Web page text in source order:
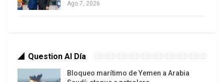
previsto que se reúnan nuevamente el 2 de agosto
Ago 7, 2026
Question Al Día
Bloqueo marítimo de Yemen a Arabia